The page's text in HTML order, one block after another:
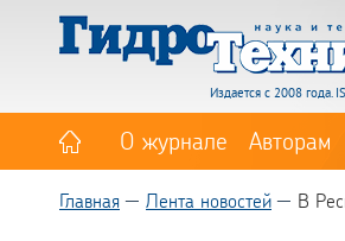
Издается с 2008 года.
О журнале Авторам
Главная Лента новостей В